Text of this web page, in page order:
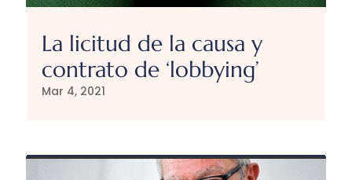
La licitud de la causa y
contrato de ‘lobbying’
Mar 4, 2021